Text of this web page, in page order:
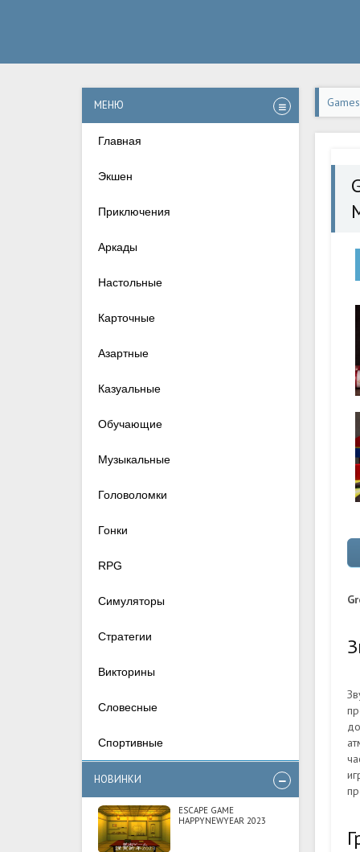
МЕНЮ
Главная
Экшен
Приключения
Аркады
Настольные
Карточные
Азартные
Казуальные
Обучающие
Музыкальные
Головоломки
Гонки
RPG
Симуляторы
Стратегии
Викторины
Словесные
Спортивные
НОВИНКИ
ESCAPE GAME
HAPPYNEWYEAR 2023